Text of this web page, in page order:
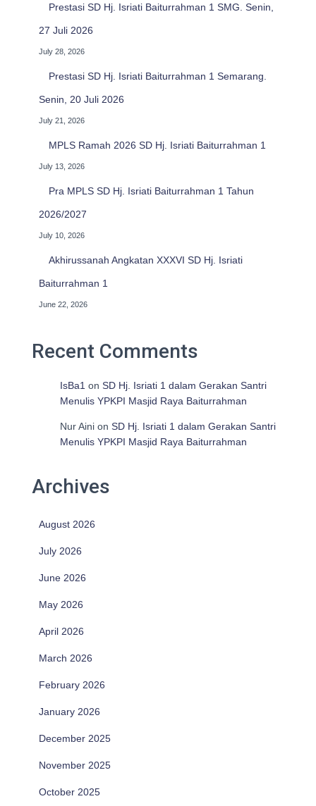
Prestasi SD Hj. Isriati Baiturrahman 1 SMG. Senin,
27 Juli 2026
July 28, 2026
Prestasi SD Hj. Isriati Baiturrahman 1 Semarang.
Senin, 20 Juli 2026
July 21, 2026
MPLS Ramah 2026 SD Hj. Isriati Baiturrahman 1
July 13, 2026
Pra MPLS SD Hj. Isriati Baiturrahman 1 Tahun
2026/2027
July 10, 2026
Akhirussanah Angkatan XXXVI SD Hj. Isriati
Baiturrahman 1
June 22, 2026
Recent Comments
IsBa1 on SD Hj. Isriati 1 dalam Gerakan Santri
Menulis YPKPI Masjid Raya Baiturrahman
Nur Aini on SD Hj. Isriati 1 dalam Gerakan Santri
Menulis YPKPI Masjid Raya Baiturrahman
Archives
August 2026
July 2026
June 2026
May 2026
April 2026
March 2026
February 2026
January 2026
December 2025
November 2025
October 2025